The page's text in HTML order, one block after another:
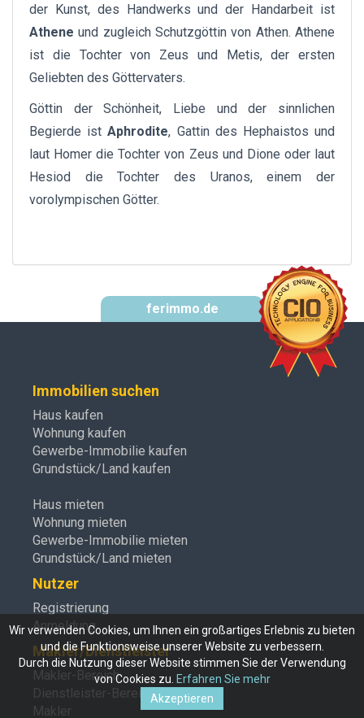
der Kunst, des Handwerks und der Handarbeit ist
Athene und zugleich Schutzgöttin von Athen. Athene
ist die Tochter von Zeus und Metis, der ersten
Geliebten des Göttervaters.
Göttin der Schönheit, Liebe und der sinnlichen
Begierde istAphrodite, Gattin des Hephaistos und
laut Homer die Tochter von Zeus und Dione oder laut
Hesiod die Tochter des Uranos, einem der
vorolympischen Götter.
ferimmo.de
Immobilien suchen
Haus kaufen
Wohnung kaufen
Gewerbe-Immobilie kaufen
Grundstück/Land kaufen
Haus mieten
Wohnung mieten
Gewerbe-Immobilie mieten
Grundstück/Land mieten
Nutzer
Registrierung
Anmeldung
Makler/Dienstleister
Makler-Bereich
Dienstleister-Bereich
Makler
Wir verwenden Cookies, um Ihnen ein großartiges Erlebnis zu bieten
und die Funktionsweise unserer Website zu verbessern.
Durch die Nutzung dieser Website stimmen Sie der Verwendung
von Cookies zu. Erfahren Sie mehr
Akzeptieren